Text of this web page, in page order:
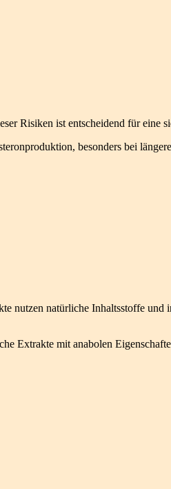
Risiken ist entscheidend für eine
besonders bei
nutzen natürliche Inhaltsstoffe
Extrakte mit anabolen